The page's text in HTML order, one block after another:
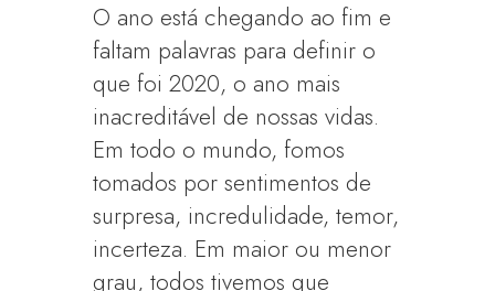
O ano está chegando ao fim e
faltam palavras para definir o
que foi 2020, o ano mais
inacreditável de nossas vidas.
Em todo o mundo, fomos
tomados por sentimentos de
surpresa, incredulidade, temor,
incerteza. Em maior ou menor
grau, todos tivemos que